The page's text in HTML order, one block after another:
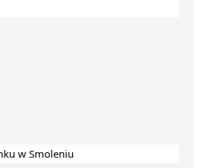
w Smoleniu